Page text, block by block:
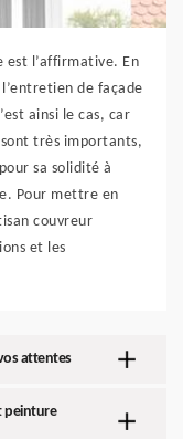
est l’affirmative. En
de façade
ainsi le cas, car
très importants,
sa solidité à
Pour mettre en
couvreur
et les
attentes
peinture